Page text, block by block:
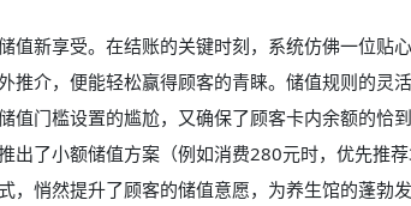
值新享受。在结账的关键时刻，系统仿佛一位贴
推介，便能轻松赢得顾客的青睐。储值规则的灵
值门槛设置的尴尬，又确保了顾客卡内余额的恰
出了小额储值方案（例如消费280元时，优先推
，悄然提升了顾客的储值意愿，为养生馆的蓬勃